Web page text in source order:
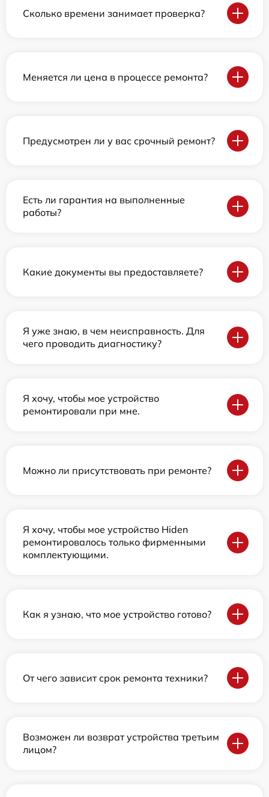
Сколько времени занимает проверка?
Меняется ли цена в процессе ремонта?
Предусмотрен ли у вас срочный ремонт?
Есть ли гарантия на выполненные
работы?
Какие документы вы предоставляете?
Я уже знаю, в чем неисправность. Для
чего проводить диагностику?
Я хочу, чтобы мое устройство
ремонтировали при мне.
Можно ли присутствовать при ремонте?
Я хочу, чтобы мое устройство Hiden
ремонтировалось только фирменными
комплектующими.
Как я узнаю, что мое устройство готово?
От чего зависит срок ремонта техники?
Возможен ли возврат устройства третьим
лицом?